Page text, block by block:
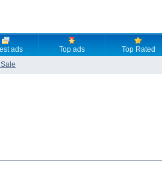
ads Top ads Top Rated